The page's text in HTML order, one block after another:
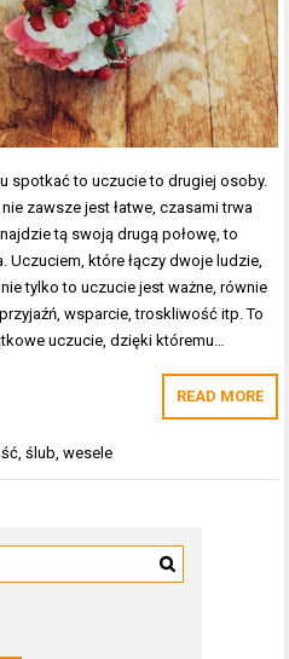
spotkać to uczucie to drugiej osoby.
zawsze jest łatwe, czasami trwa
tą swoją drugą połowę, to
Uczuciem, które łączy dwoje ludzie,
tylko to uczucie jest ważne, równie
wsparcie, troskliwość itp. To
uczucie, dzięki któremu…
READ MORE
,ślub ,wesele